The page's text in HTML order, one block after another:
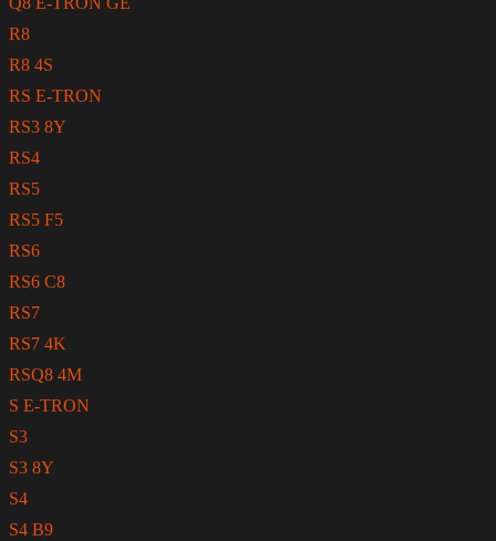
R8
R8 4S
RS E-TRON
RS3 8Y
RS4
RS5
RS5 F5
RS6
RS6 C8
RS7
RS7 4K
RSQ8 4M
S E-TRON
S3
S3 8Y
S4
S4 B9